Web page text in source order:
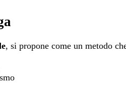
, si propone come un metodo